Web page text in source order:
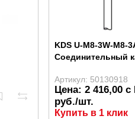
KDS U-M8-3W-M8-
Соединительный
Артикул: 50130918
Цена: 2 416,00
руб./шт.
Купить в 1 клик